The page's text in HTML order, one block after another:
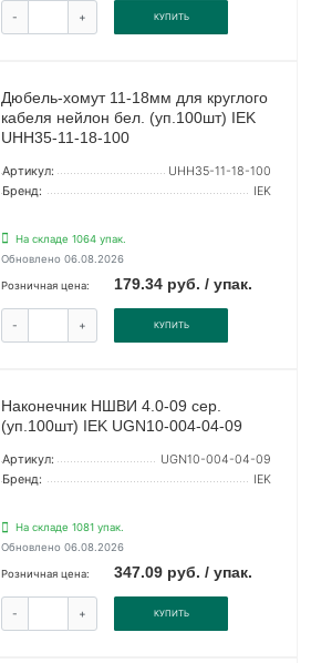
- + КУПИТЬ
Дюбель-хомут 11-18мм для круглого
кабеля нейлон бел. (уп.100шт) IEK
UHH35-11-18-100
Артикул:
UHH35-11-18-100
Бренд:
IEK
На складе 1064 упак.
Обновлено 06.08.2026
Розничная цена: 179.34 руб. / упак.
- + КУПИТЬ
Наконечник НШВИ 4.0-09 сер.
(уп.100шт) IEK UGN10-004-04-09
Артикул:
UGN10-004-04-09
Бренд:
IEK
На складе 1081 упак.
Обновлено 06.08.2026
Розничная цена: 347.09 руб. / упак.
- + КУПИТЬ